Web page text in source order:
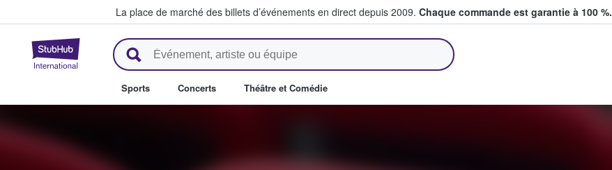
La place de marché des billets d’événements en direct depuis 2009. Chaque commande est garantie à 100 %.
StubHub - Où les fans achètent et vendent des billets
Sports Concerts Théâtre et Comédie